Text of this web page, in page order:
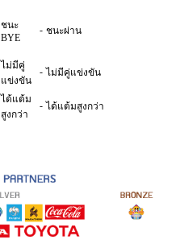
ชนะ
BYE
- ชนะผ่าน
ไม่มีคู่
แข่งขัน
- ไม่มีคู่แข่งขัน
ได้แต้ม
สูงกว่า
- ได้แต้มสูงกว่า